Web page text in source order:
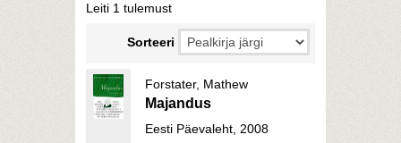
Leiti 1 tulemust
Sorteeri
Forstater, Mathew
Majandus
Eesti Päevaleht, 2008